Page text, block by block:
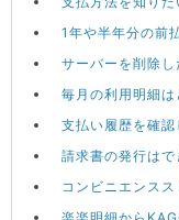
1年や半年分の前
サーバーを削除
毎月の利用明細
支払い履歴を確認
請求書の発行はで
コンビニエンス